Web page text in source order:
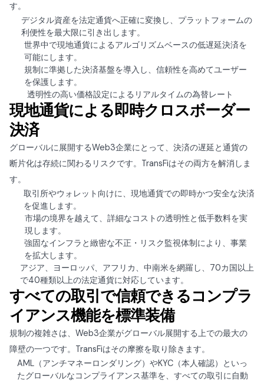
す。
デジタル資産を法定通貨へ正確に変換し、プラットフォームの
利便性を最大限に引き出します。
世界中で現地通貨によるアルゴリズムベースの低遅延決済を
可能にします。
規制に準拠した決済基盤を導入し、信頼性を高めてユーザー
を保護します。
透明性の高い価格設定によるリアルタイムの為替レート
現地通貨による即時クロスボーダー
決済
グローバルに展開するWeb3企業にとって、決済の遅延と通貨の
断片化は存続に関わるリスクです。TransFiはその両方を解消しま
す。
取引所やウォレット向けに、現地通貨での即時かつ安全な決済
を促進します。
市場の境界を越えて、詳細なコストの透明性と低手数料を実
現します。
強固なインフラと緻密な不正・リスク監視体制により、事業
を拡大します。
アジア、ヨーロッパ、アフリカ、中南米を網羅し、70カ国以上
で40種類以上の法定通貨に対応しています。
すべての取引で信頼できるコンプラ
イアンス機能を標準装備
規制の複雑さは、Web3企業がグローバル展開する上での最大の
障壁の一つです。TransFiはその摩擦を取り除きます。
AML（アンチマネーロンダリング）やKYC（本人確認）といっ
たグローバルなコンプライアンス基準を、すべての取引に自動